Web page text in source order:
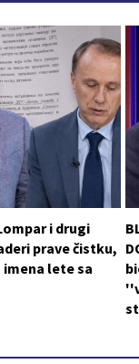
i drugi
prave čistku,
imena lete sa